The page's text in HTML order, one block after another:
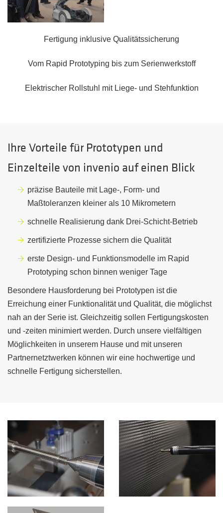
Fertigung inklusive Qualitätssicherung
Vom Rapid Prototyping bis zum Serienwerkstoff
Elektrischer Rollstuhl mit Liege- und Stehfunktion
Ihre Vorteile für Prototypen und
Einzelteile von invenio auf einen Blick
präzise Bauteile mit Lage-, Form- und
Maßtoleranzen kleiner als 10 Mikrometern
schnelle Realisierung dank Drei-Schicht-Betrieb
zertifizierte Prozesse sichern die Qualität
erste Design- und Funktionsmodelle im Rapid
Prototyping schon binnen weniger Tage
Besondere Hausforderung bei Prototypen ist die
Erreichung einer Funktionalität und Qualität, die möglichst
nah an der Serie ist. Gleichzeitig sollen Fertigungskosten
und -zeiten minimiert werden. Durch unsere vielfältigen
Möglichkeiten in unserem Hause und mit unseren
Partnernetztwerken können wir eine hochwertige und
schnelle Fertigung sicherstellen.